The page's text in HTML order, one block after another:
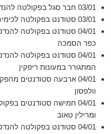
03/01 חבר סגל בפקולטה להנדסת ביוטכנולוגיה ומזון
03/01 סטודנט בפקולטה לכימיה ע"ש שוליך
04/01 סטודנט בפקולטה
כפר הסמכה
04/01 סטודנט בפקולטה
המתגורר במעונות ריפקין
04/01 ארבעה סטודנטים
וולפסון
04/01 חמישה סטודנטים
ומרילין טאוב
04/01 סטודנט בפקולטה להנדסת מכונות